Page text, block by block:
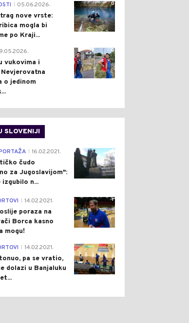
0
05.06.2026.
nove vrste:
mogla bi
po Kraji...
0
vukovima i
o jedinom
SLOVENIJI
4
16.02.2021.
čudo
za Jugoslavijom":
izgubilo n...
1
14.02.2021.
poraza na
Borca kasno
mogu!
3
14.02.2021.
pa se vratio,
dolazi u Banjaluku